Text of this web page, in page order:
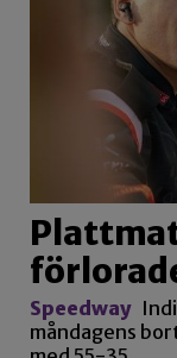
Speedway
måndagens